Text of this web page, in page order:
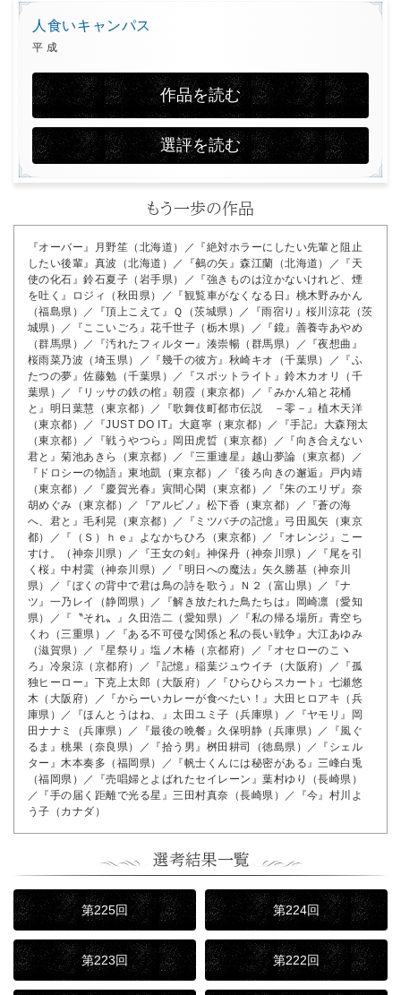
人食いキャンパス
平 成
作品を読む
選評を読む
『オーバー』月野笙（北海道）／『絶対ホラーにしたい先輩と阻止
したい後輩』真波（北海道）／『鵺の矢』森江蘭（北海道）／『天
使の化石』鈴石夏子（岩手県）／『強きものは泣かないけれど、煙
を吐く』ロジィ（秋田県）／『観覧車がなくなる日』桃木野みかん
（福島県）／『頂上こえて』Ｑ（茨城県）／『雨宿り』桜川涼花（茨
城県）／『ここいごろ』花千世子（栃木県）／『鏡』善養寺あやめ
（群馬県）／『汚れたフィルター』湊崇暢（群馬県）／『夜想曲』
桜雨菜乃波（埼玉県）／『幾千の彼方』秋崎キオ（千葉県）／『ふ
たつの夢』佐藤勉（千葉県）／『スポットライト』鈴木カオリ（千
葉県）／『リッサの鉄の棺』朝霞（東京都）／『みかん箱と花桶
と』明日葉慧（東京都）／『歌舞伎町都市伝説 －零－』植木天洋
（東京都）／『JUST DO IT』大庭寧（東京都）／『手記』大森翔太
（東京都）／『戦うやつら』岡田虎晢（東京都）／『向き合えない
君と』菊池あきら（東京都）／『三重連星』越山夢論（東京都）／
『ドロシーの物語』東地凱（東京都）／『後ろ向きの邂逅』戸内靖
（東京都）／『慶賀光春』寅間心閑（東京都）／『朱のエリザ』奈
胡めぐみ（東京都）／『アルビノ』松下香（東京都）／『蒼の海
へ、君と』毛利晃（東京都）／『ミツバチの記憶』弓田風矢（東京
都）／『（Ｓ）ｈｅ』よなかちひろ（東京都）／『オレンジ』こー
すけ。（神奈川県）／『王女の剣』神保丹（神奈川県）／『尾を引
く桜』中村霙（神奈川県）／『明日への魔法』矢久勝基（神奈川
県）／『ぼくの背中で君は鳥の詩を歌う』Ｎ２（富山県）／『ナ
ツ』一乃レイ（静岡県）／『解き放たれた鳥たちは』岡崎凛（愛知
県）／『〝それ〟』久田浩二（愛知県）／『私の帰る場所』青空ち
くわ（三重県）／『ある不可侵な関係と私の長い戦争』大江あゆみ
（滋賀県）／『星祭り』塩ノ木椿（京都府）／『オセローのこヽ
ろ』冷泉涼（京都府）／『記憶』稲葉ジュウイチ（大阪府）／『孤
独ヒーロー』下克上太郎（大阪府）／『ひらひらスカート』七瀬悠
木（大阪府）／『からーいカレーが食べたい！』大田ヒロアキ（兵
庫県）／『ほんとうはね、』太田ユミ子（兵庫県）／『ヤモリ』岡
田ナナミ（兵庫県）／『最後の晩餐』久保明静（兵庫県）／『風ぐ
るま』桃果（奈良県）／『拾う男』桝田耕司（徳島県）／『シェル
ター』木本奏多（福岡県）／『帆士くんには秘密がある』三峰白兎
（福岡県）／『売唱婦とよばれたセイレーン』葉村ゆり（長崎県）
／『手の届く距離で光る星』三田村真奈（長崎県）／『今』村川よ
う子（カナダ）
第225回 第224回
第223回 第222回